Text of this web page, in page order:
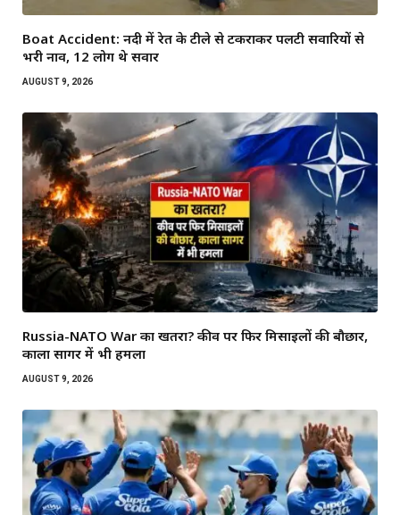
Boat Accident: नदी में रेत के टीले से टकराकर पलटी सवारियों से
भरी नाव, 12 लोग थे सवार
AUGUST 9, 2026
Russia-NATO War का खतरा? कीव पर फिर मिसाइलों की बौछार,
काला सागर में भी हमला
AUGUST 9, 2026